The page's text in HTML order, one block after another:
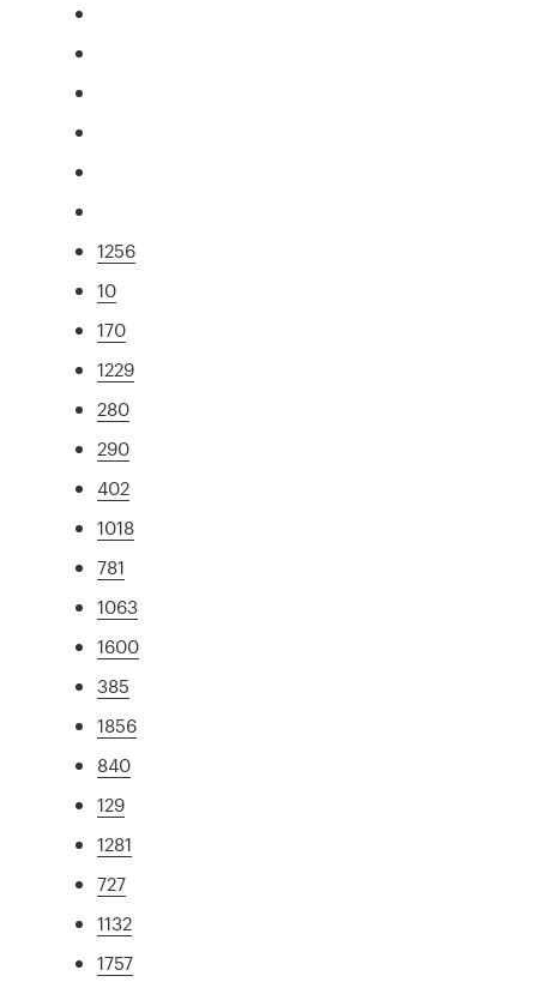
1256
10
170
1229
280
290
402
1018
781
1063
1600
385
1856
840
129
1281
727
1132
1757